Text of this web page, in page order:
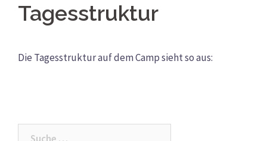
Tagesstruktur
Die Tagesstruktur auf dem Camp sieht so aus: